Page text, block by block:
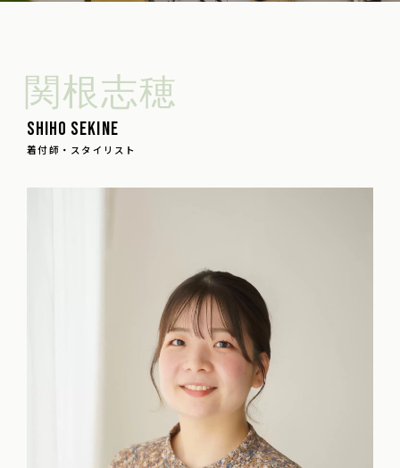
関根志穂
Shiho Sekine
着付師・スタイリスト